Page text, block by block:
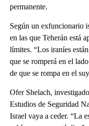
permanente.
Según un exfuncionario
en las que Teherán está
límites. “Los iraníes
que se romperá en el
de que se rompa en el
Ofer Shelach,
Estudios de Seguridad
Israel vaya a ceder. “La